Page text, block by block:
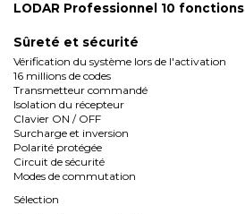
LODAR Professionnel 10 fonctions
Sûreté et sécurité
Vérification du système lors de l'activation
16 millions de codes
Transmetteur commandé
Isolation du récepteur
Clavier ON / OFF
Surcharge et inversion
Polarité protégée
Circuit de sécurité
Modes de commutation
Sélection